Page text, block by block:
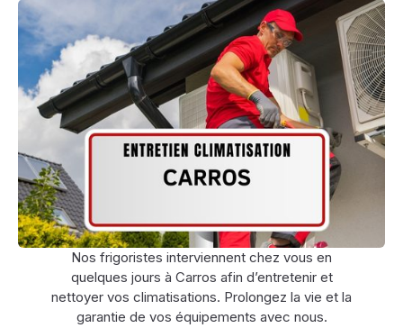
Nos frigoristes interviennent chez vous en
quelques jours à Carros afin d’entretenir et
nettoyer vos climatisations. Prolongez la vie et la
garantie de vos équipements avec nous.